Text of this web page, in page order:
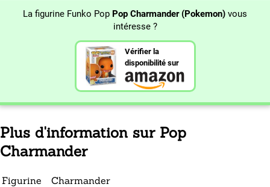
La figurine Funko Pop Pop Charmander (Pokemon) vous
intéresse ?
Vérifier la
disponibilité sur
Plus d'information sur Pop
Charmander
Figurine
Charmander